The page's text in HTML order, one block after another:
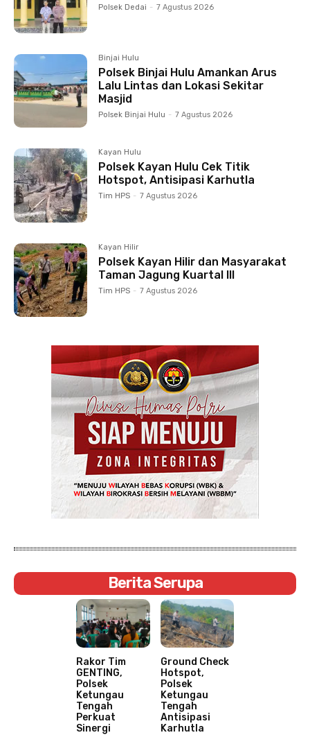
Polsek Dedai - 7 Agustus 2026
Binjai Hulu
Polsek Binjai Hulu Amankan Arus
Lalu Lintas dan Lokasi Sekitar
Masjid
Polsek Binjai Hulu - 7 Agustus 2026
Kayan Hulu
Polsek Kayan Hulu Cek Titik
Hotspot, Antisipasi Karhutla
Tim HPS - 7 Agustus 2026
Kayan Hilir
Polsek Kayan Hilir dan Masyarakat
Taman Jagung Kuartal III
Tim HPS - 7 Agustus 2026
Berita Serupa
Rakor Tim
GENTING,
Polsek
Ketungau
Tengah
Perkuat
Sinergi
Ground Check
Hotspot,
Polsek
Ketungau
Tengah
Antisipasi
Karhutla